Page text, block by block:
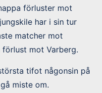
förluster mot
har i sin tur
matcher mot
förlust mot Varberg.
tifot någonsin på
miste om.